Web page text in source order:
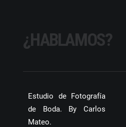
¿HABLAMOS?
Estudio de Fotografía
de Boda. By Carlos
Mateo.